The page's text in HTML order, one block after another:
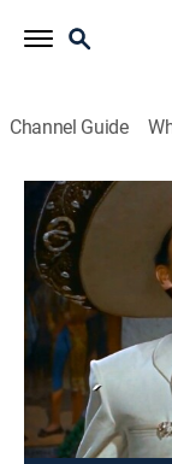
Channel Guide
Échame a
Musical
Un ganadero
unos
español. Allí
y, en vez de
Granada
Director: